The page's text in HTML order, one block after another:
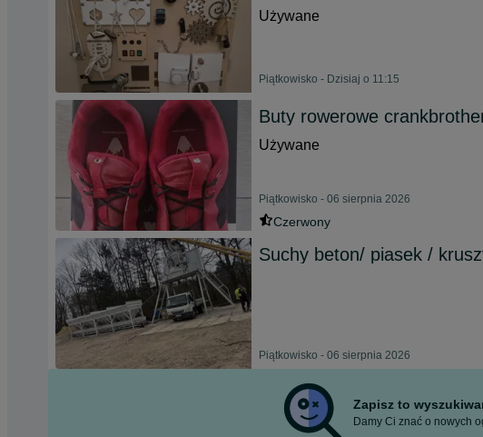
Używane
Piątkowisko - Dzisiaj o 11:15
Buty rowerowe
Używane
Piątkowisko - 06 sierpnia 2026
Czerwony
Suchy beton/ piasek /
Piątkowisko - 06 sierpnia 2026
Zapisz to
Damy Ci znać o nowych